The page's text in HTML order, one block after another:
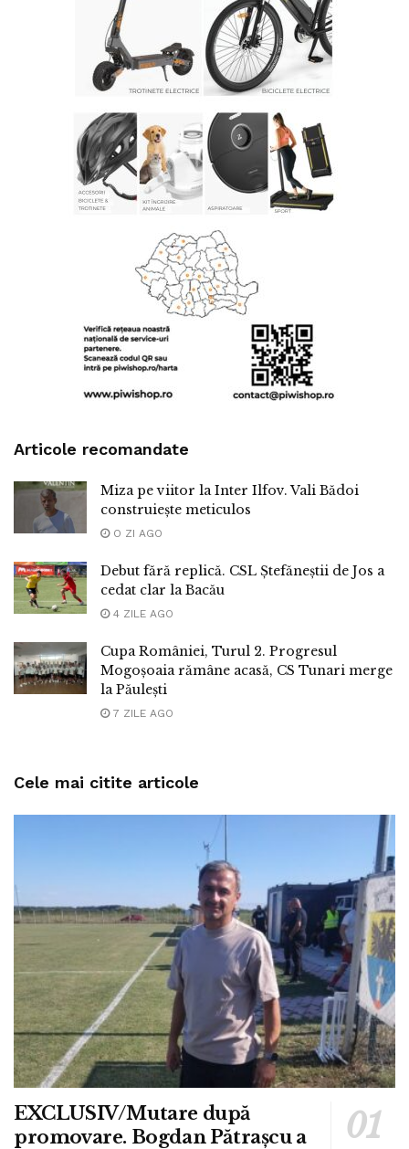
Articole recomandate
Miza pe viitor la Inter Ilfov. Vali Bădoi
construiește meticulos
O ZI AGO
Debut fără replică. CSL Ștefăneștii de Jos a
cedat clar la Bacău
4 ZILE AGO
Cupa României, Turul 2. Progresul
Mogoșoaia rămâne acasă, CS Tunari merge
la Păulești
7 ZILE AGO
Cele mai citite articole
EXCLUSIV/Mutare după
promovare. Bogdan Pătrașcu a